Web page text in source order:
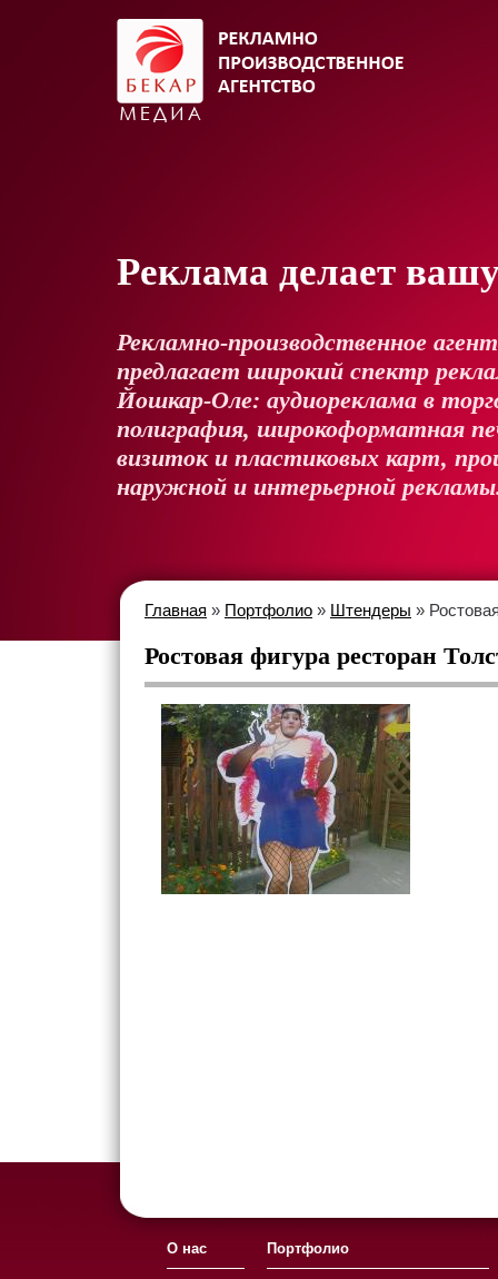
Реклама делает
Рекламно-производственное
предлагает широкий спектр
Йошкар-Оле: аудиореклама в
полиграфия, широкоформатная
визиток и пластиковых карт,
наружной и интерьерной
Главная » Портфолио » Штендеры »
Ростовая фигура ресторан
О нас Портфолио